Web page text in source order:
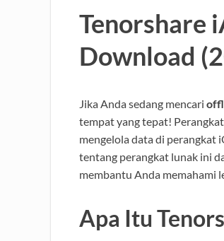
Tenorshare
Download
Jika Anda sedang mencari
tempat yang tepat!
mengelola data di perangkat
tentang perangkat lunak ini
membantu Anda memahami
Apa Itu